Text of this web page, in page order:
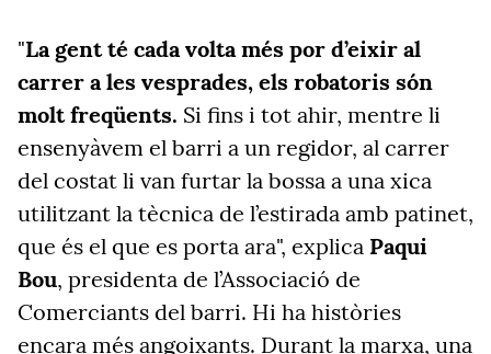
"La gent té cada volta més por d’eixir al
carrer a les vesprades, els robatoris són
molt freqüents. Si fins i tot ahir, mentre li
ensenyàvem el barri a un regidor, al carrer
del costat li van furtar la bossa a una xica
utilitzant la tècnica de l’estirada amb patinet,
que és el que es porta ara", explica Paqui
Bou, presidenta de l’Associació de
Comerciants del barri. Hi ha històries
encara més angoixants. Durant la marxa, una